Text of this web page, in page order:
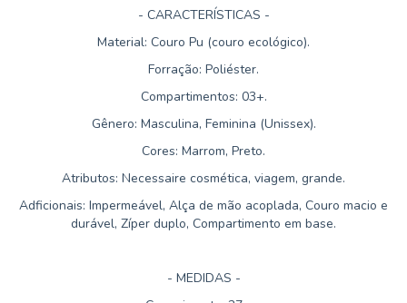
- CARACTERÍSTICAS -
Material: Couro Pu (couro ecológico).
Forração: Poliéster.
Compartimentos: 03+.
Gênero: Masculina, Feminina (Unissex).
Cores: Marrom, Preto.
Atributos: Necessaire cosmética, viagem, grande.
Adficionais: Impermeável, Alça de mão acoplada, Couro macio e
durável, Zíper duplo, Compartimento em base.
- MEDIDAS -